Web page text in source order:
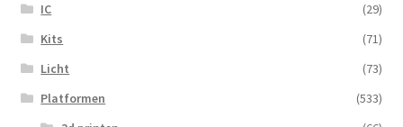
IC
(29)
Kits
(71)
Licht
(73)
Platformen
(533)